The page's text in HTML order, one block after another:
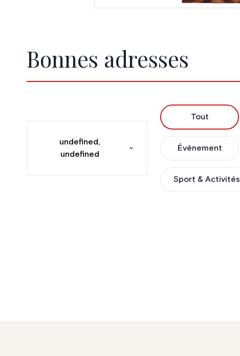
Bonnes adresses
undefined,
undefined
Tout
Événement
Sport & Activités